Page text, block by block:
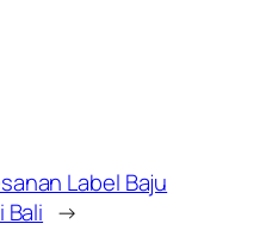
Label Baju
Bali →